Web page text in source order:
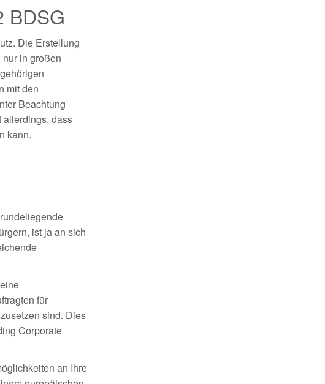
BDSG
Die Erstellung
in großen
mit den
Beachtung
allerdings, dass
kann.
ist ja an sich
für
sind. Dies
Corporate
an Ihre